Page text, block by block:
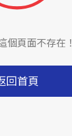
個頁面不存在！
回首頁